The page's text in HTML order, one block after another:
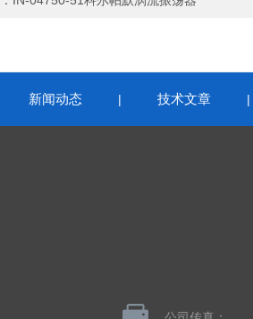
新闻动态 | 技术文章